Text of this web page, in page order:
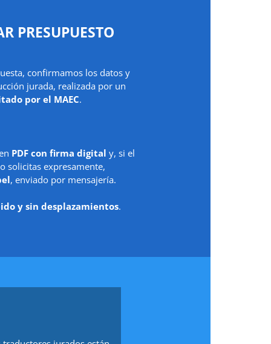
PRESUPUESTO
confirmamos los datos y
jurada, realizada por un
por el MAEC.
PDF con firma digital y, si el
solicitas expresamente,
, enviado por mensajería.
y sin desplazamientos.